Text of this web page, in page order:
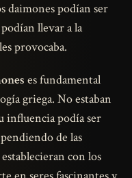
daimones podían ser
llevar a la
provocaba.
es fundamental
griega. No estaban
influencia podía ser
de las
con los